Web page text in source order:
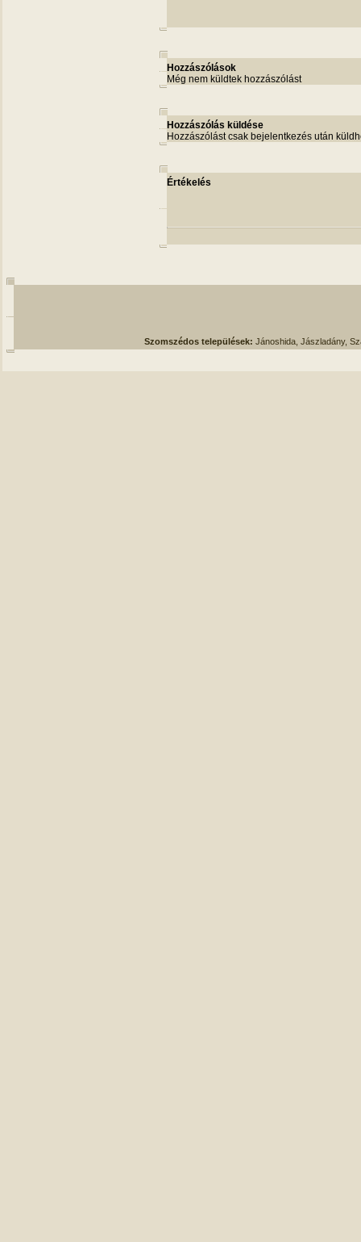
Hozzászólások
Még nem küldtek hozzászólást
Hozzászólás küldése
Hozzászólást csak bejelentkezés után
Értékelés
Szomszédos települések: Jánoshida, Jászladány,